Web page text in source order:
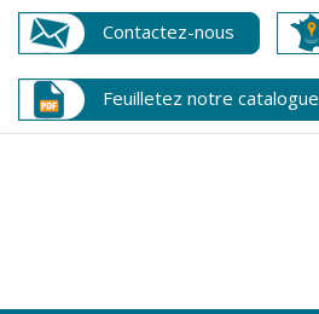
Contactez-nous
Feuilletez notre catalogue